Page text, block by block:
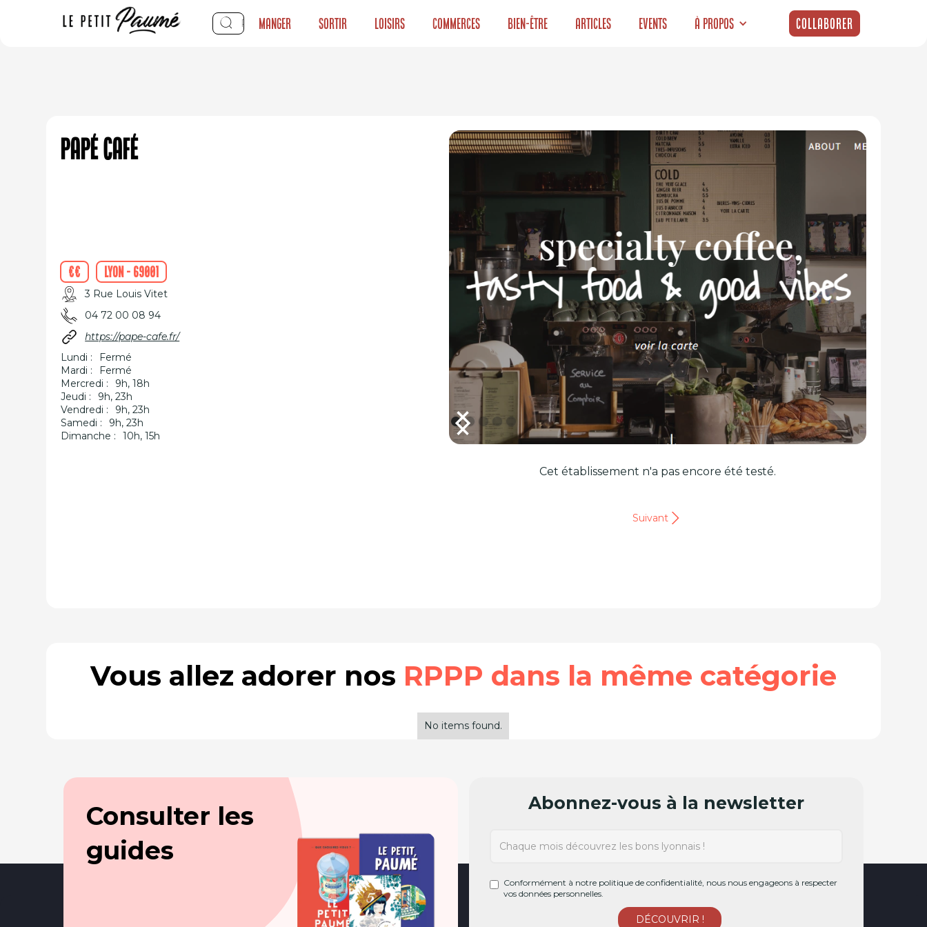
Manger Sortir Loisirs Commerces Bien-être Articles Events À propos Collaborer
Papé café
€€ Lyon - 69001
3 Rue Louis Vitet
04 72 00 08 94
https://pape-cafe.fr/
Lundi :
Fermé
Mardi :
Fermé
Mercredi :
9h, 18h
Jeudi :
9h, 23h
Vendredi :
9h, 23h
Samedi :
9h, 23h
Dimanche :
10h, 15h
Cet établissement n'a pas encore été testé.
Suivant
Vous allez adorer nos RPPP dans la même catégorie
No items found.
Consulter les
guides
Abonnez-vous à la newsletter
Conformément à notre politique de confidentialité, nous nous engageons à respecter
vos données personnelles.